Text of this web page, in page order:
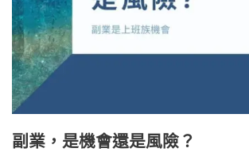
副業，是機會還是風險？